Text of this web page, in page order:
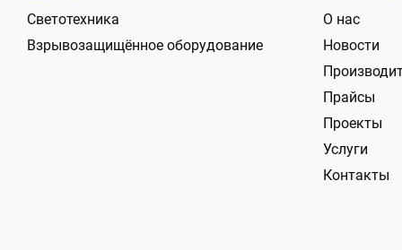
Светотехника
Взрывозащищённое оборудование
О нас
Новости
Прайсы
Проекты
Услуги
Контакты